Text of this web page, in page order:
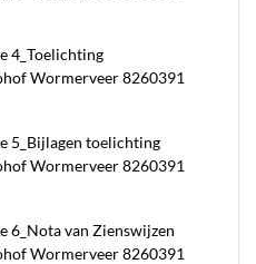
4_Toelichting
Wormerveer 8260391
5_Bijlagen toelichting
Wormerveer 8260391
6_Nota van Zienswijzen
Wormerveer 8260391